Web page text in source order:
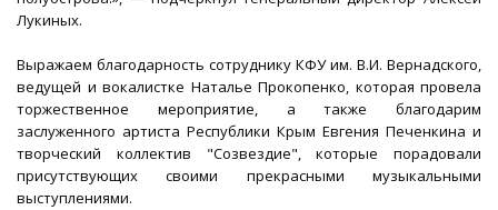
Лукиных.
Выражаем благодарность сотруднику КФУ им. В.И. Вернадского,
ведущей и вокалистке Наталье Прокопенко, которая провела
торжественное мероприятие, а также благодарим
заслуженного артиста Республики Крым Евгения Печенкина и
творческий коллектив "Созвездие", которые порадовали
присутствующих своими прекрасными музыкальными
выступлениями.